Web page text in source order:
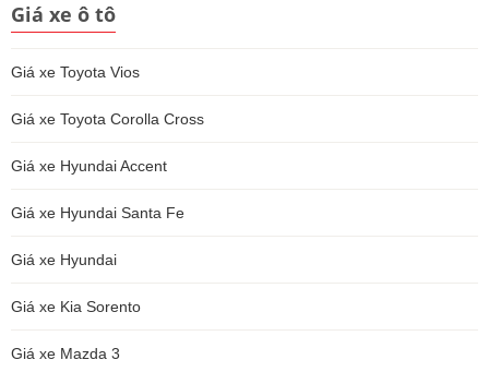
Giá xe ô tô
Giá xe Toyota Vios
Giá xe Toyota Corolla Cross
Giá xe Hyundai Accent
Giá xe Hyundai Santa Fe
Giá xe Hyundai
Giá xe Kia Sorento
Giá xe Mazda 3